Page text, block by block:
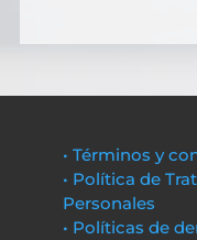
• Términos y
• Política de
Personales
• Políticas de